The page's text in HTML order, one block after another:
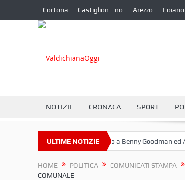
Cortona Castiglion F.no Arezzo Foiano
NOTIZIE CRONACA SPORT
ULTIME NOTIZIE
Omaggio a Benny Goodman ed Artie
HOME POLITICA COMUNICATI STAMPA
COMUNALE